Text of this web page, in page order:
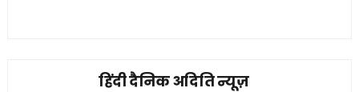
हिंदी दैनिक अदिति न्यूज़